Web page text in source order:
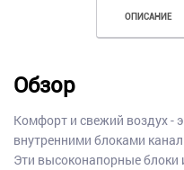
ОПИСАНИЕ
Обзор
Комфорт и свежий воздух -
внутренними блоками
Эти высоконапорные блоки